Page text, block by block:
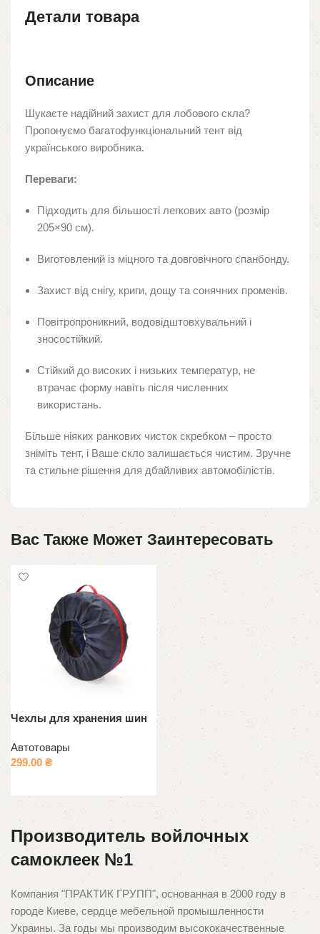
Детали товара
Описание
Шукаєте надійний захист для лобового скла?
Пропонуємо багатофункціональний тент від
українського виробника.
Переваги:
Підходить для більшості легкових авто (розмір
205×90 см).
Виготовлений із міцного та довговічного спанбонду.
Захист від снігу, криги, дощу та сонячних променів.
Повітропроникний, водовідштовхувальний і
зносостійкий.
Стійкий до високих і низьких температур, не
втрачає форму навіть після численних
використань.
Більше ніяких ранкових чисток скребком – просто
зніміть тент, і Ваше скло залишається чистим. Зручне
та стильне рішення для дбайливих автомобілістів.
Вас Также Может Заинтересовать
Чехлы для хранения шин
Автотовары
299.00 ₴
Производитель войлочных
самоклеек №1
Компания "ПРАКТИК ГРУПП", основанная в 2000 году в
городе Киеве, сердце мебельной промышленности
Украины. За годы мы производим высококачественные